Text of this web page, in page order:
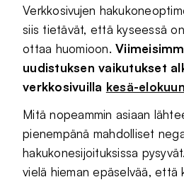
Verkkosivujen
siis tietävät, että kyseessä
ottaa huomioon.
uudistuksen vaikutukset
verkkosivuilla kesä-
Mitä nopeammin asiaan
pienempänä mahdolliset
hakukonesijoituksissa
vielä hieman epäselvää, että